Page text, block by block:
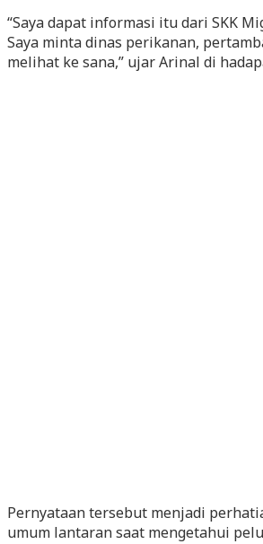
“Saya dapat informasi itu dari SKK
Saya minta dinas perikanan,
melihat ke sana,” ujar Arinal di
Pernyataan tersebut menjadi
umum lantaran saat mengetahui